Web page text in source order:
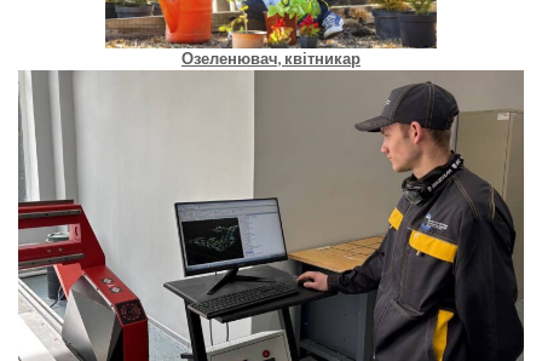
Озеленювач, квітникар